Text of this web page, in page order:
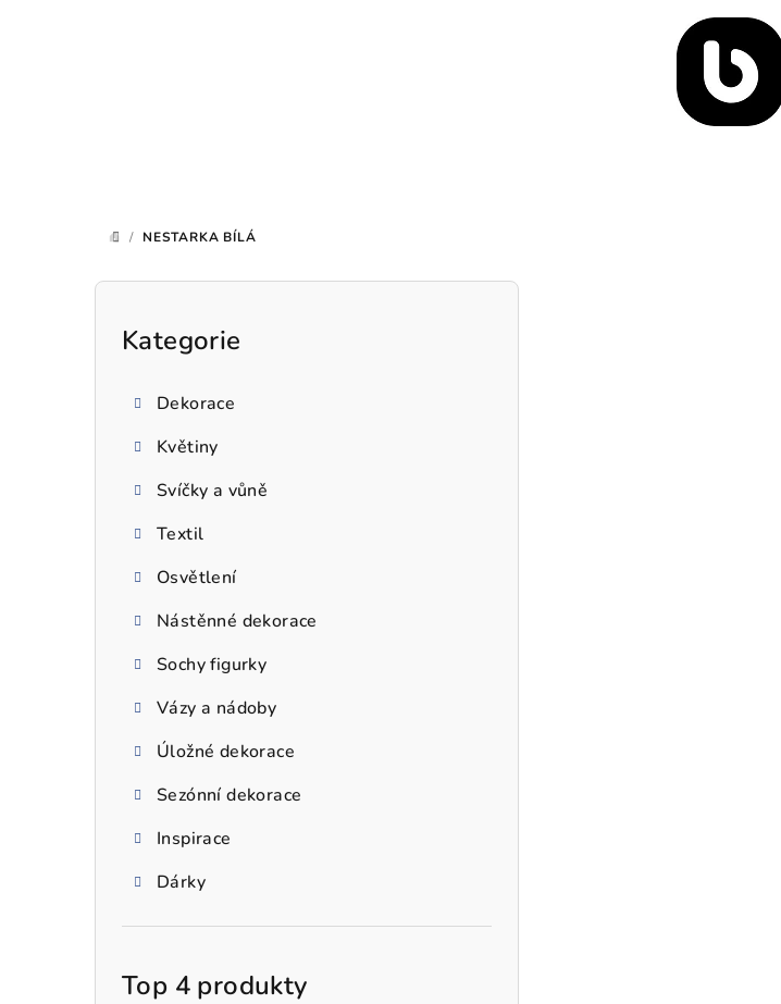
DOMŮ
/ NESTARKA BÍLÁ
P
Přeskočit
Kategorie
Dekorace
Květiny
Svíčky a vůně
Textil
Osvětlení
Nástěnné dekorace
Sochy figurky
Vázy a nádoby
Úložné dekorace
Sezónní dekorace
Inspirace
Dárky
Top 4 produkty